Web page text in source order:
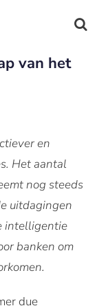
van het
en
Het aantal
nog steeds
uitdagingen
intelligentie
banken om
due